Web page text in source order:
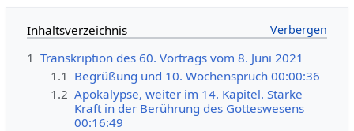
Inhaltsverzeichnis
1 Transkription des 60. Vortrags vom 8. Juni 2021
1.1 Begrüßung und 10. Wochenspruch 00:00:36
1.2 Apokalypse, weiter im 14. Kapitel. Starke
Kraft in der Berührung des Gotteswesens
00:16:49